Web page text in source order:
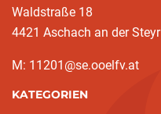
Waldstraße 18
4421 Aschach an der Steyr
M: 11201@se.ooelfv.at
KATEGORIEN